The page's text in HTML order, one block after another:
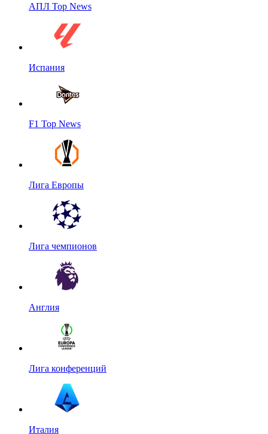
АПЛ Top News
Испания
F1 Top News
Лига Европы
Лига чемпионов
Англия
Лига конференций
Италия